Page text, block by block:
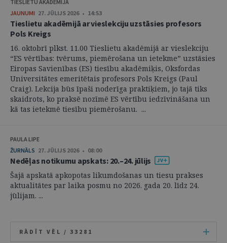
TIESLIETU AKADĒMIJA
JAUNUMI 27. JŪLIJS 2026 • 14:53
Tieslietu akadēmijā ar vieslekciju uzstāsies profesors
Pols Kreigs
16. oktobrī plkst. 11.00 Tieslietu akadēmijā ar vieslekciju
“ES vērtības: tvērums, piemērošana un ietekme” uzstāsies
Eiropas Savienības (ES) tiesību akadēmiķis, Oksfordas
Universitātes emeritētais profesors Pols Kreigs (Paul
Craig). Lekcija būs īpaši noderīga praktiķiem, jo tajā tiks
skaidrots, ko praksē nozīmē ES vērtību iedzīvināšana un
kā tas ietekmē tiesību piemērošanu. ...
PAULA LIPE
ŽURNĀLS 27. JŪLIJS 2026 • 08:00
Nedēļas notikumu apskats: 20.–24. jūlijs
Šajā apskatā apkopotas likumdošanas un tiesu prakses
aktualitātes par laika posmu no 2026. gada 20. līdz 24.
jūlijam. ...
RĀDĪT VĒL / 33281